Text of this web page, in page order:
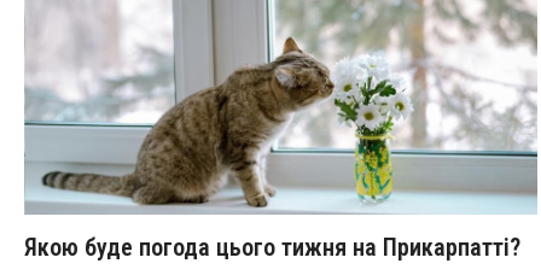
Якою буде погода цього тижня на Прикарпатті?